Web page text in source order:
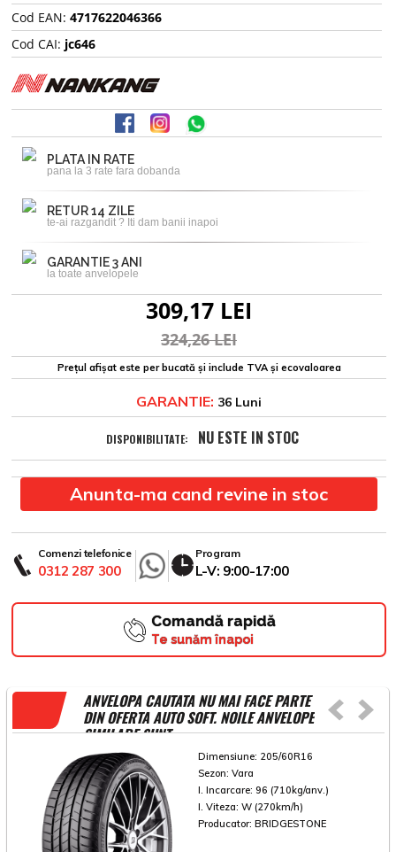
Cod EAN: 4717622046366
Cod CAI: jc646
PLATA IN RATE
pana la 3 rate fara dobanda
RETUR 14 ZILE
te-ai razgandit ? Iti dam banii inapoi
GARANTIE 3 ANI
la toate anvelopele
309,17 LEI
324,26 LEI
Prețul afișat este per bucată și include TVA și ecovaloarea
GARANTIE: 36 Luni
DISPONIBILITATE: NU ESTE IN STOC
Anunta-ma cand revine in stoc
Comenzi telefonice
0312 287 300
Program
L-V: 9:00-17:00
Comandă rapidă
Te sunăm înapoi
ANVELOPA CAUTATA NU MAI FACE PARTE
DIN OFERTA AUTO SOFT. NOILE ANVELOPE
SIMILARE SUNT
Dimensiune: 205/60R16
Sezon: Vara
I. Incarcare: 96 (710kg/anv.)
I. Viteza: W (270km/h)
Producator: BRIDGESTONE